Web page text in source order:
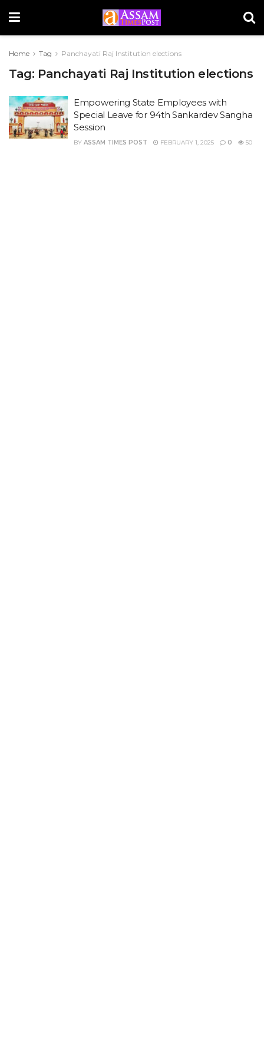
Home Tag Panchayati Raj Institution elections
Tag: Panchayati Raj Institution elections
Empowering State Employees with
Special Leave for 94th Sankardev Sangha
Session
BY ASSAM TIMES POST FEBRUARY 1, 2025 0 50